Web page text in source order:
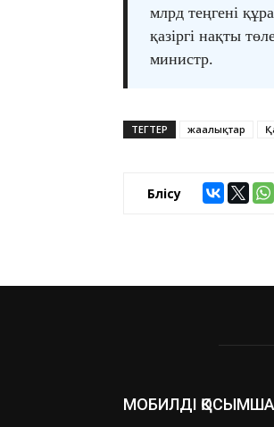
млрд теңгені
қазіргі нақты
министр.
ТЕГТЕР жаңалықтар
Бөлісу
МОБИЛДІ